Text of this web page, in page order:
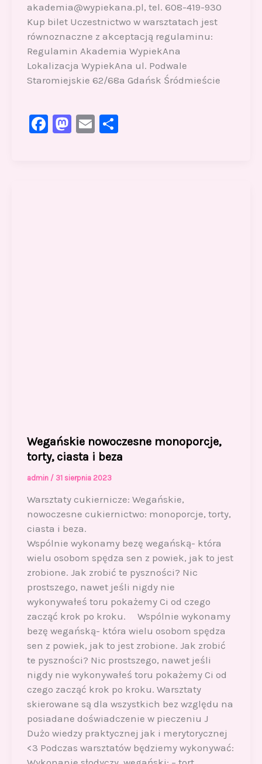
akademia@wypiekana.pl, tel. 608-419-930
Kup bilet Uczestnictwo w warsztatach jest
równoznaczne z akceptacją regulaminu:
Regulamin Akademia WypiekAna
Lokalizacja WypiekAna ul. Podwale
Staromiejskie 62/68a Gdańsk Śródmieście
F
M E S
Wegańskie nowoczesne monoporcje,
torty, ciasta i beza
admin / 31 sierpnia 2023
Warsztaty cukiernicze: Wegańskie,
nowoczesne cukiernictwo: monoporcje, torty,
ciasta i beza.
Wspólnie wykonamy bezę wegańską- która
wielu osobom spędza sen z powiek, jak to jest
zrobione. Jak zrobić te pyszności? Nic
prostszego, nawet jeśli nigdy nie
wykonywałeś toru pokażemy Ci od czego
zacząć krok po kroku. Wspólnie wykonamy
bezę wegańską- która wielu osobom spędza
sen z powiek, jak to jest zrobione. Jak zrobić
te pyszności? Nic prostszego, nawet jeśli
nigdy nie wykonywałeś toru pokażemy Ci od
czego zacząć krok po kroku. Warsztaty
skierowane są dla wszystkich bez względu na
posiadane doświadczenie w pieczeniu J
Dużo wiedzy praktycznej jak i merytorycznej
<3 Podczas warsztatów będziemy wykonywać: